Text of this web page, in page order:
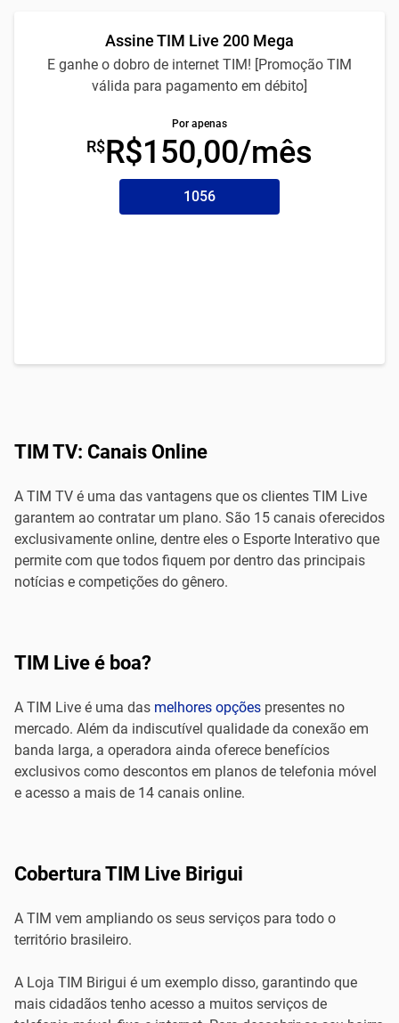
Assine TIM Live 200 Mega
E ganhe o dobro de internet TIM! [Promoção TIM
válida para pagamento em débito]
Por apenas
R$R$150,00/mês
1056
TIM TV: Canais Online
A TIM TV é uma das vantagens que os clientes TIM Live
garantem ao contratar um plano. São 15 canais oferecidos
exclusivamente online, dentre eles o Esporte Interativo que
permite com que todos fiquem por dentro das principais
notícias e competições do gênero.
TIM Live é boa?
A TIM Live é uma das melhores opções presentes no
mercado. Além da indiscutível qualidade da conexão em
banda larga, a operadora ainda oferece benefícios
exclusivos como descontos em planos de telefonia móvel
e acesso a mais de 14 canais online.
Cobertura TIM Live Birigui
A TIM vem ampliando os seus serviços para todo o
território brasileiro.
A Loja TIM Birigui é um exemplo disso, garantindo que
mais cidadãos tenho acesso a muitos serviços de